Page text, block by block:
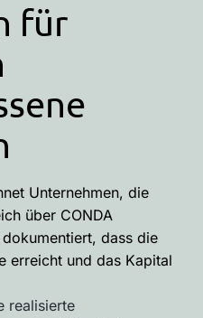
für
Unternehmen, die
über CONDA
dass die
erreicht und das Kapital
realisierte